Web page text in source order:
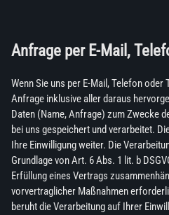
Anfrage per E-Mail,
Wenn Sie uns per E-Mail, Telefon
Anfrage inklusive aller daraus
Daten (Name, Anfrage) zum Zwecke
bei uns gespeichert und verarbeitet.
Ihre Einwilligung weiter. Die
Grundlage von Art. 6 Abs. 1 lit. b
Erfüllung eines Vertrags
vorvertraglicher Maßnahmen
beruht die Verarbeitung auf Ihrer